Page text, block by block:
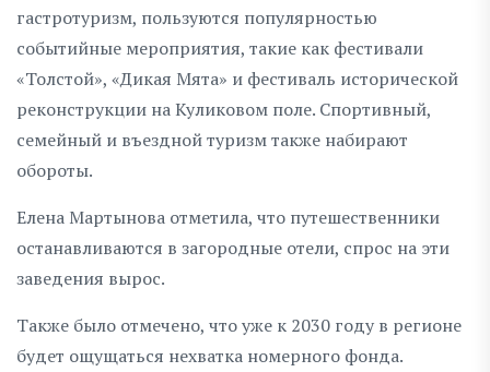
гастротуризм, пользуются популярностью
событийные мероприятия, такие как фестивали
«Толстой», «Дикая Мята» и фестиваль исторической
реконструкции на Куликовом поле. Спортивный,
семейный и въездной туризм также набирают
обороты.
Елена Мартынова отметила, что путешественники
останавливаются в загородные отели, спрос на эти
заведения вырос.
Также было отмечено, что уже к 2030 году в регионе
будет ощущаться нехватка номерного фонда.